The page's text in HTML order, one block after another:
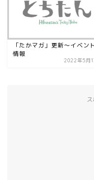
「たかマガ」更新〜イベン
情報
2022年5月